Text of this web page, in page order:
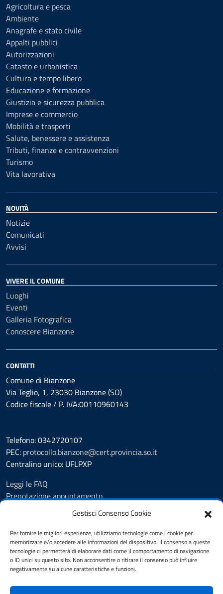
Gestisci Consenso Cookie
Per fornire le migliori esperienze, utilizziamo tecnologie come i cookie per
memorizzare e/o accedere alle informazioni del dispositivo. Il consenso a queste
tecnologie ci permetterà di elaborare dati come il comportamento di navigazione
o ID unici su questo sito. Non acconsentire o ritirare il consenso può influire
negativamente su alcune caratteristiche e funzioni.
Agricoltura e pesca
Ambiente
Anagrafe e stato civile
Appalti pubblici
Autorizzazioni
Catasto e urbanistica
Cultura e tempo libero
Educazione e formazione
Giustizia e sicurezza pubblica
Imprese e commercio
Mobilità e trasporti
Salute, benessere e assistenza
Tributi, finanze e contravvenzioni
Turismo
Vita lavorativa
NOVITÀ
Notizie
Comunicati
Avvisi
VIVERE IL COMUNE
Luoghi
Eventi
Galleria Fotografica
Conoscere Bianzone
CONTATTI
Comune di Bianzone
Via Teglio, 1, 23030 Bianzone (SO)
Codice fiscale / P. IVA:00110960143
Telefono: 0342720107
PEC: protocollo.bianzone@cert.provincia.so.it
Centralino unico: UFLPXP
Leggi le FAQ
Prenotazione appuntamento
Segnalazione disservizio
Richiesta assistenza
Pubblicità legale
Albo Pretorio
Amministrazione trasparente
Note legali